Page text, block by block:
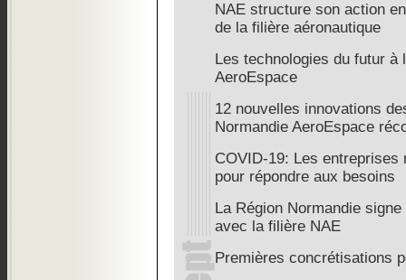
NAE structure son action
de la filière aéronautique
Les technologies du futur à
AeroEspace
12 nouvelles innovations
Normandie AeroEspace
COVID-19: Les entreprises
pour répondre aux besoins
La Région Normandie
avec la filière NAE
Premières concrétisations